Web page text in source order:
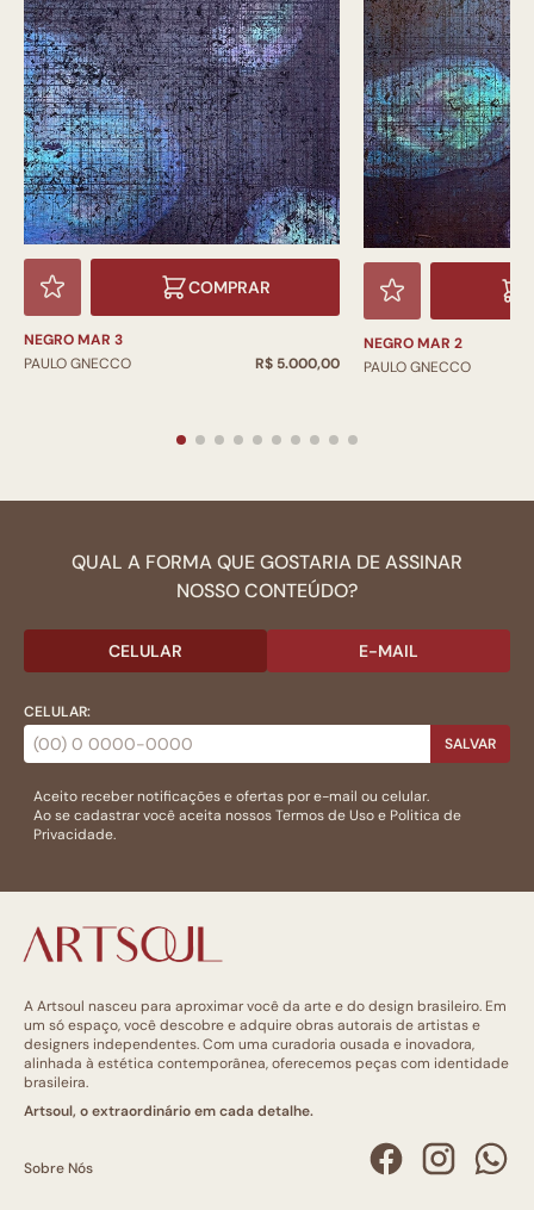
COMPRAR
NEGRO MAR 3
PAULO GNECCO
R$ 5.000,00
NEGRO MAR 2
PAULO GNECCO
QUAL A FORMA QUE GOSTARIA DE ASSINAR
NOSSO CONTEÚDO?
CELULAR E-MAIL
CELULAR:
SALVAR
Aceito receber notificações e ofertas por e-mail ou celular.
Ao se cadastrar você aceita nossosTermos de Usoe Politica de
Privacidade.
A Artsoul nasceu para aproximar você da arte e do design brasileiro. Em
um só espaço, você descobre e adquire obras autorais de artistas e
designers independentes. Com uma curadoria ousada e inovadora,
alinhada à estética contemporânea, oferecemos peças com identidade
brasileira.
Artsoul, o extraordinário em cada detalhe.
Sobre Nós